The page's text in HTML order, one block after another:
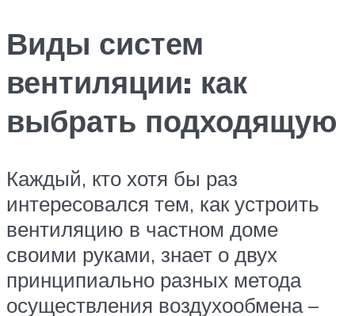
Виды систем
вентиляции: как
выбрать подходящую
Каждый, кто хотя бы раз
интересовался тем, как устроить
вентиляцию в частном доме
своими руками, знает о двух
принципиально разных метода
осуществления воздухообмена –